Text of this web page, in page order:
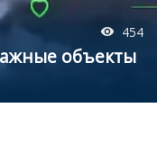
454
объекты